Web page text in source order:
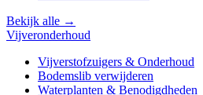
Bekijk alle →
Vijveronderhoud
Vijverstofzuigers & Onderhoud
Bodemslib verwijderen
Waterplanten & Benodigdheden